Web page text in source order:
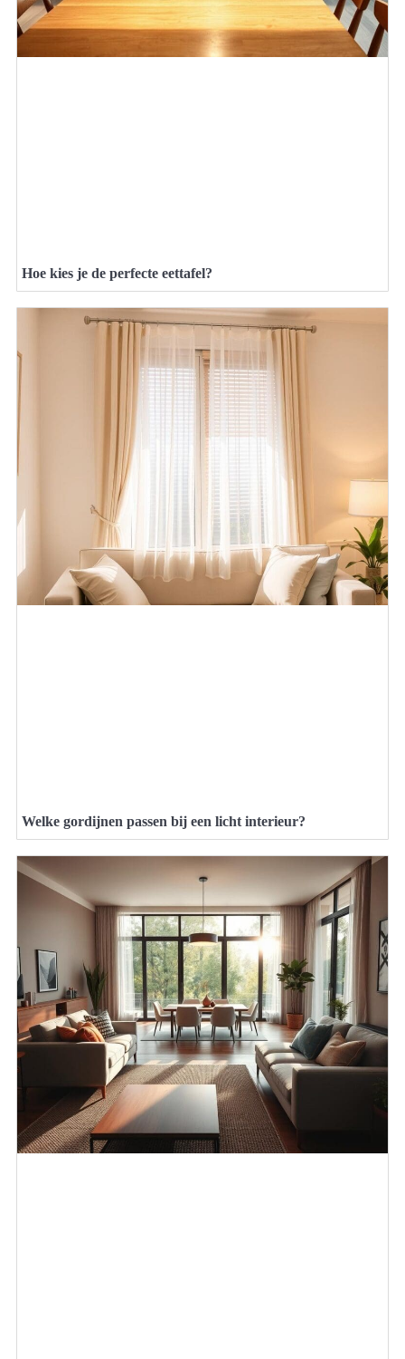
Hoe kies je de perfecte eettafel?
Welke gordijnen passen bij een licht interieur?